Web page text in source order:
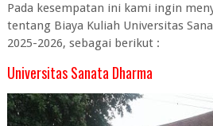
Pada kesempatan ini kami ingin
tentang Biaya Kuliah Universitas
2025-2026, sebagai berikut :
Universitas Sanata Dharma